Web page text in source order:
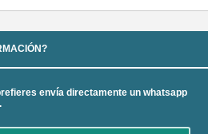
envía directamente un whatsapp